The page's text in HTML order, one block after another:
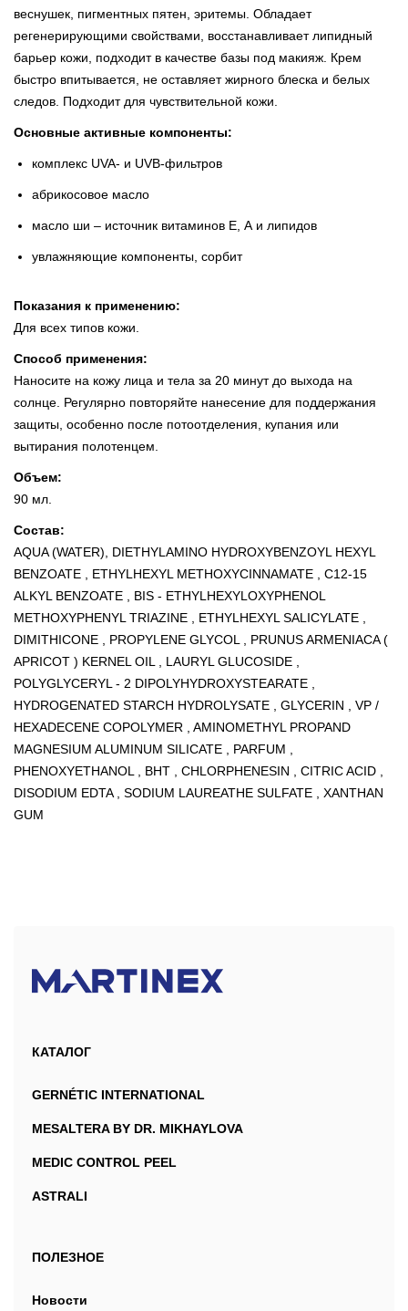
веснушек, пигментных пятен, эритемы. Обладает
регенерирующими свойствами, восстанавливает липидный
барьер кожи, подходит в качестве базы под макияж. Крем
быстро впитывается, не оставляет жирного блеска и белых
следов. Подходит для чувствительной кожи.
Основные активные компоненты:
комплекс UVA- и UVB-фильтров
абрикосовое масло
масло ши – источник витаминов Е, А и липидов
увлажняющие компоненты, сорбит
Показания к применению:
Для всех типов кожи.
Способ применения:
Наносите на кожу лица и тела за 20 минут до выхода на
солнце. Регулярно повторяйте нанесение для поддержания
защиты, особенно после потоотделения, купания или
вытирания полотенцем.
Объем:
90 мл.
Состав:
AQUA (WATER), DIETHYLAMINO HYDROXYBENZOYL HEXYL
BENZOATE , ETHYLHEXYL METHOXYCINNAMATE , C12-15
ALKYL BENZOATE , BIS - ETHYLHEXYLOXYPHENOL
METHOXYPHENYL TRIAZINE , ETHYLHEXYL SALICYLATE ,
DIMITHICONE , PROPYLENE GLYCOL , PRUNUS ARMENIACA (
APRICOT ) KERNEL OIL , LAURYL GLUCOSIDE ,
POLYGLYCERYL - 2 DIPOLYHYDROXYSTEARATE ,
HYDROGENATED STARCH HYDROLYSATE , GLYCERIN , VP /
HEXADECENE COPOLYMER , AMINOMETHYL PROPAND
MAGNESIUM ALUMINUM SILICATE , PARFUM ,
PHENOXYETHANOL , BHT , CHLORPHENESIN , CITRIC ACID ,
DISODIUM EDTA , SODIUM LAUREATHE SULFATE , XANTHAN
GUM
КАТАЛОГ
GERNÉTIC INTERNATIONAL
MESALTERA BY DR. MIKHAYLOVA
MEDIC CONTROL PEEL
ASTRALI
ПОЛЕЗНОЕ
Новости